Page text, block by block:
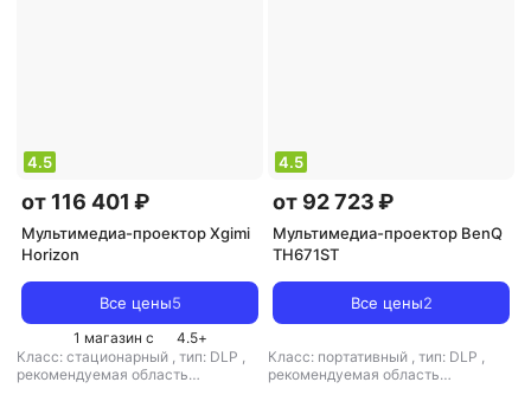
4.5
от 116 401 ₽
Мультимедиа-проектор Xgimi
Horizon
Все цены5
1 магазин с 4.5+
Класс: стационарный , тип: DLP ,
рекомендуемая область
4.5
от 92 723 ₽
Мультимедиа-проектор BenQ
TH671ST
Все цены2
Класс: портативный , тип: DLP ,
рекомендуемая область